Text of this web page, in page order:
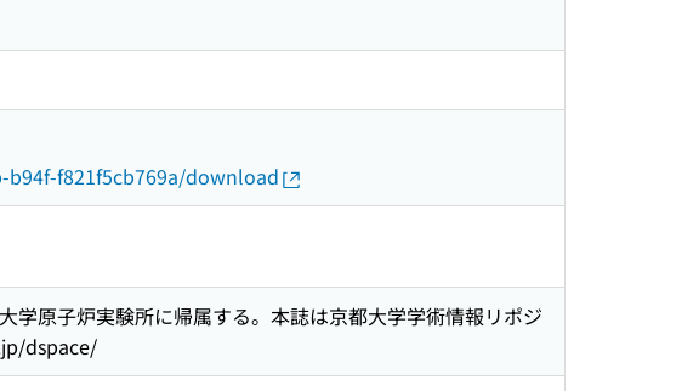
f821f5cb769a/download
原子炉実験所に帰属する。本誌は京都大学学術情報リポジ
dspace/